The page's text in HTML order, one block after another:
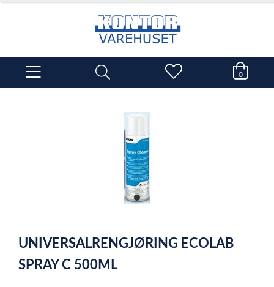
0
item
of
1
UNIVERSALRENGJØRING ECOLAB
SPRAY C 500ML